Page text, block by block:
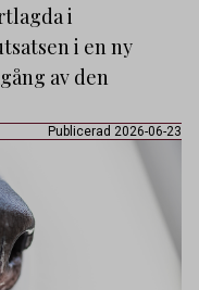
i
i en ny
av den
Publicerad 2026-06-23